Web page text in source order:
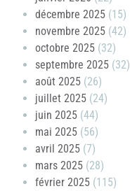
décembre 2025 (15)
novembre 2025 (42)
octobre 2025 (32)
septembre 2025 (32)
août 2025 (26)
juillet 2025 (24)
juin 2025 (44)
mai 2025 (56)
avril 2025 (7)
mars 2025 (28)
février 2025 (115)